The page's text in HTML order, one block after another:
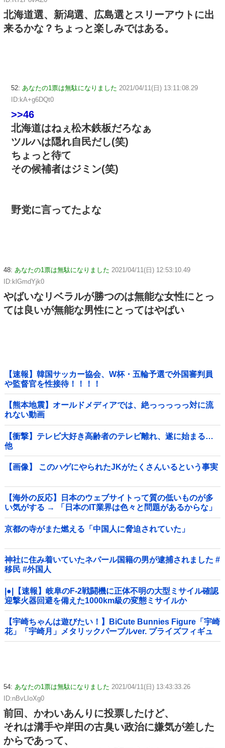
北海道選、新潟選、広島選とスリーアウトに出
来るかな？ちょっと楽しみではある。
52: あなたの1票は無駄になりました 2021/04/11(日) 13:11:08.29
ID:kA+g6DQt0
>>46
北海道はねぇ松木鉄板だろなぁ
ツルハは隠れ自民だし(笑)
ちょっと待て
その候補者はジミン(笑)
野党に言ってたよな
48: あなたの1票は無駄になりました 2021/04/11(日) 12:53:10.49
ID:klGmdYjk0
やばいなリベラルが勝つのは無能な女性にとっ
ては良いが無能な男性にとってはやばい
【速報】韓国サッカー協会、W杯・五輪予選で外国審判員
や監督官を性接待！！！！
【熊本地震】オールドメディアでは、絶っっっっっ対に流
れない動画
【衝撃】テレビ大好き高齢者のテレビ離れ、遂に始まる…
他
【画像】 このハゲにやられたJKがたくさんいるという事実
【海外の反応】日本のウェブサイトって質の低いものが多
い気がする → 「日本のIT業界は色々と問題があるからな」
「ゲームのUIは優れてるのに不思議」
京都の寺がまた燃える「中国人に脅迫されていた」
神社に住み着いていたネパール国籍の男が逮捕されました #
移民 #外国人
|●|【速報】岐阜のF-2戦闘機に正体不明の大型ミサイル確認
迎撃火器回避を備えた1000km級の変態ミサイルか
【宇崎ちゃんは遊びたい！】BiCute Bunnies Figure「宇崎
花」「宇崎月」メタリックパープルver. プライズフィギュ
ア【ラウンドワン限定で展開決定】
54: あなたの1票は無駄になりました 2021/04/11(日) 13:43:33.26
ID:nBvLIoXg0
前回、かわいあんりに投票したけど、
それは溝手や岸田の古臭い政治に嫌気が差した
からであって、